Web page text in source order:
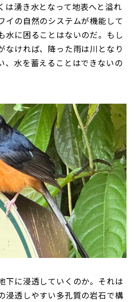
は湧き水となって地表へと溢れ
イの自然のシステムが機能して
水に困ることはないのだ。もし
なければ、降った雨は川となり
、水を蓄えることはできないの
下に浸透していくのか。それは
浸透しやすい多孔質の岩石で構